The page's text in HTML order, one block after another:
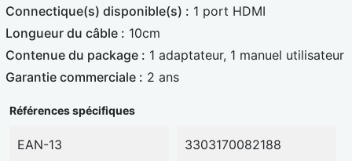
Connectique(s) disponible(s) : 1 port HDMI
Longueur du câble : 10cm
Contenue du package : 1 adaptateur, 1 manuel utilisateur
Garantie commerciale : 2 ans
Références spécifiques
EAN-13 3303170082188